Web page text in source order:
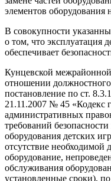
элементов оборудования
В совокупности
о том, что эксплуатация
обеспечивает
Кунцевской
отношении
постановление по ст.
21.11.2007 № 45 «Кодекс
административных
требований
оборудования детских
отсутствие необходимой
оборудование,
обслуживания
установленные сроки), по